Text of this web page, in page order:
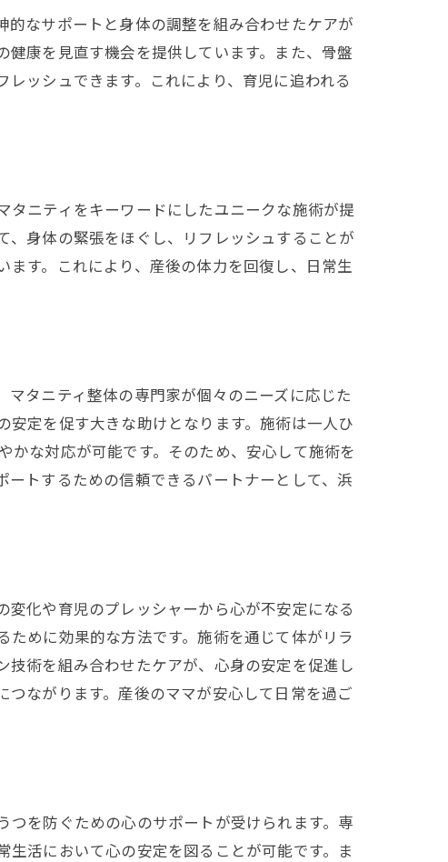
なサポートと身体の調整を組み合わせたケアが
康を見直す機会を提供しています。また、骨盤
ッシュできます。これにより、育児に追われる
ニティをキーワードにしたユニークな施術が提
身体の緊張をほぐし、リフレッシュすることが
す。これにより、産後の体力を回復し、日常生
タニティ整体の専門家が個々のニーズに応じた
定を促す大きな助けとなります。施術は一人ひ
な対応が可能です。そのため、安心して施術を
トするための信頼できるパートナーとして、浜
化や育児のプレッシャーから心が不安定になる
めに効果的な方法です。施術を通じて体がリラ
術を組み合わせたケアが、心身の安定を促進し
ながります。産後のママが安心して日常を過ご
を防ぐための心のサポートが受けられます。専
活において心の安定を図ることが可能です。ま